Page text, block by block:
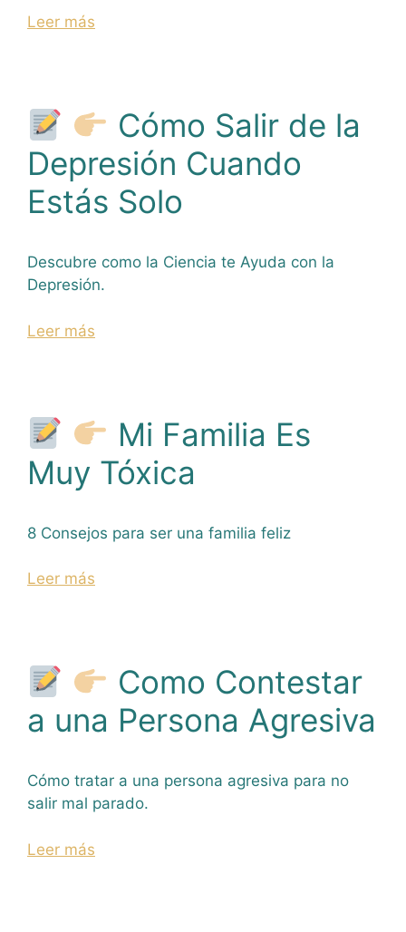
Leer más
Cómo Salir de la
Depresión Cuando
Estás Solo
Descubre como la Ciencia te Ayuda con la
Depresión.
Leer más
Mi Familia Es
Muy Tóxica
8 Consejos para ser una familia feliz
Leer más
Como Contestar
a una Persona Agresiva
Cómo tratar a una persona agresiva para no
salir mal parado.
Leer más